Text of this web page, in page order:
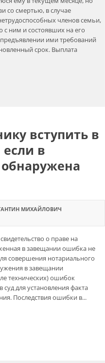
со смертью, в случае
членов семьи,
ним и состоявших на его
ими требований
срок. Выплата
вступить в
если в
МИХАЙЛОВИЧ
о праве на
в завещании ошибка не
совершения нотариального
в завещании
технических) ошибок
суд для установления факта
Последствия ошибки в...